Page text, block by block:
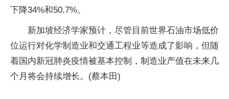
下降34%和50.7%。
新加坡经济学家预计，尽管目前世界石油市场低价
位运行对化学制造业和交通工程业等造成了影响，但随
着国内新冠肺炎疫情被基本控制，制造业产值在未来几
个月将会持续增长。(蔡本田)